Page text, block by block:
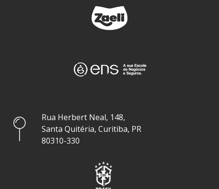
Rua Herbert Neal, 148,
Santa Quitéria, Curitiba, PR
80310-330